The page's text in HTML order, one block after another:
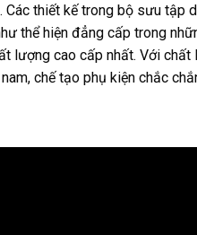
thiết kế trong bộ sưu tập
thể hiện đẳng cấp trong
lượng cao cấp nhất. Với
chế tạo phụ kiện chắc